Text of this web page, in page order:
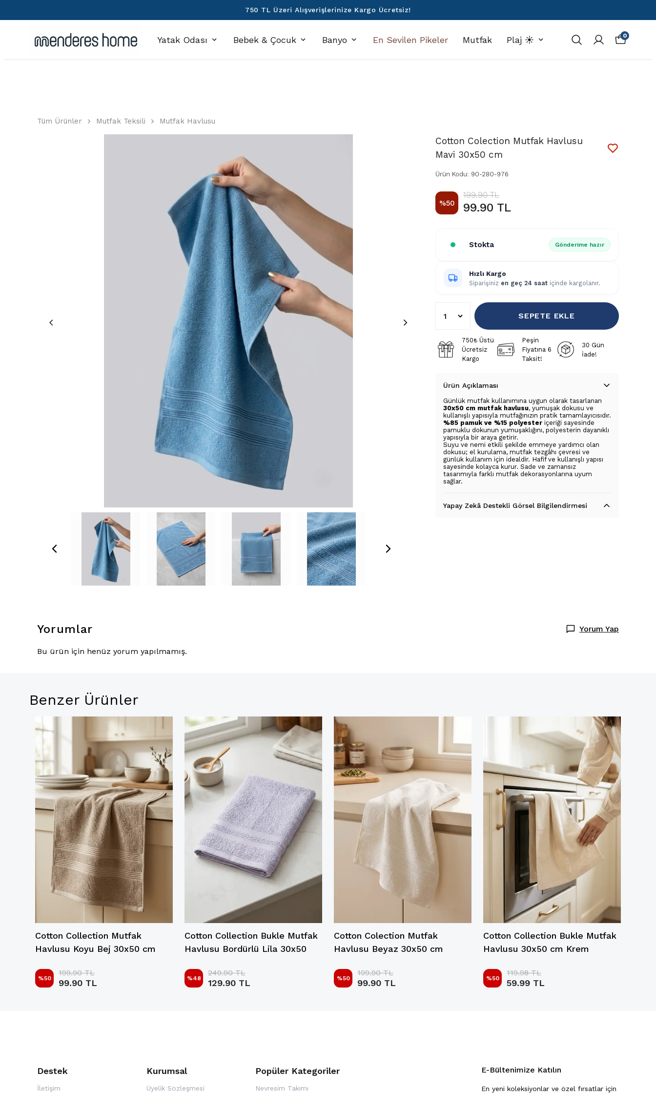
750 TL Üzeri Alışverişlerinize Kargo Ücretsiz!
Yatak Odası Bebek & Çocuk Banyo En Sevilen Pikeler Mutfak Plaj ☀️ 0
Tüm Ürünler Mutfak Teksili Mutfak Havlusu
Cotton Colection Mutfak Havlusu
Mavi 30x50 cm
Ürün Kodu: 90-280-976
%50
199.90 TL
99.90 TL
Stokta Gönderime hazır
Hızlı Kargo
Siparişiniz en geç 24 saat içinde kargolanır.
SEPETE EKLE
750₺ Üstü
Ücretsiz
Kargo
Peşin
Fiyatına 6
Taksit!
30 Gün
İade!
Ürün Açıklaması
Günlük mutfak kullanımına uygun olarak tasarlanan
30x50 cm mutfak havlusu, yumuşak dokusu ve
kullanışlı yapısıyla mutfağınızın pratik tamamlayıcısıdır.
%85 pamuk ve %15 polyester içeriği sayesinde
pamuklu dokunun yumuşaklığını, polyesterin dayanıklı
yapısıyla bir araya getirir.
Suyu ve nemi etkili şekilde emmeye yardımcı olan
dokusu; el kurulama, mutfak tezgâhı çevresi ve
günlük kullanım için idealdir. Hafif ve kullanışlı yapısı
sayesinde kolayca kurur. Sade ve zamansız
tasarımıyla farklı mutfak dekorasyonlarına uyum
sağlar.
Yapay Zekâ Destekli Görsel Bilgilendirmesi
Yorumlar Yorum Yap
Bu ürün için henüz yorum yapılmamış.
Benzer Ürünler
Cotton Collection Mutfak
Havlusu Koyu Bej 30x50 cm
%50
199.90 TL
99.90 TL
Cotton Collection Bukle Mutfak
Havlusu Bordürlü Lila 30x50
%48
249.90 TL
129.90 TL
Cotton Colection Mutfak
Havlusu Beyaz 30x50 cm
%50
199.90 TL
99.90 TL
Cotton Collection Bukle Mutfak
Havlusu 30x50 cm Krem
%50
119.98 TL
59.99 TL
Destek
İletişim
Kurumsal
Üyelik Sözleşmesi
Popüler Kategoriler
Nevresim Takımı
E-Bültenimize Katılın
En yeni koleksiyonlar ve özel fırsatlar için